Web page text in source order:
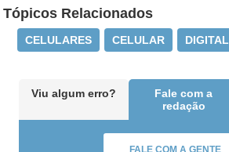
Tópicos Relacionados
CELULARES CELULAR DIGITAL
Viu algum erro?
Fale com a
redação
FALE COM A GENTE